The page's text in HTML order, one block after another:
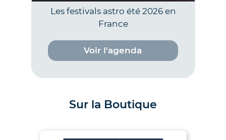
Les festivals astro été 2026 en
France
Voir l'agenda
Sur la Boutique